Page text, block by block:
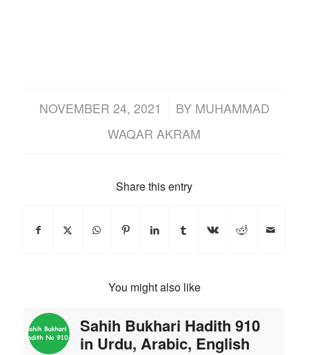
NOVEMBER 24, 2021
/ BY MUHAMMAD
WAQAR AKRAM
Share this entry
You might also like
Sahih Bukhari Hadith 910
in Urdu, Arabic, English